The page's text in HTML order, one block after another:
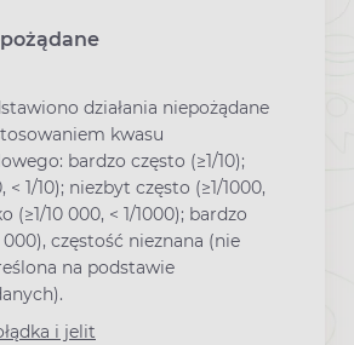
działania niepożądane
kwasu
bardzo często (≥1/10);
< 1/10); niezbyt często (≥1/1000,
(≥1/10 000, < 1/1000); bardzo
000), częstość nieznana (nie
na podstawie
i jelit